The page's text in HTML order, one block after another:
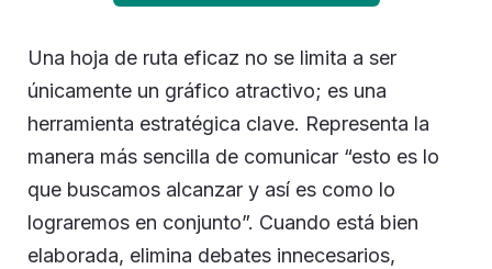
Una hoja de ruta eficaz no se limita a ser
únicamente un gráfico atractivo; es una
herramienta estratégica clave. Representa la
manera más sencilla de comunicar “esto es lo
que buscamos alcanzar y así es como lo
lograremos en conjunto”. Cuando está bien
elaborada, elimina debates innecesarios,